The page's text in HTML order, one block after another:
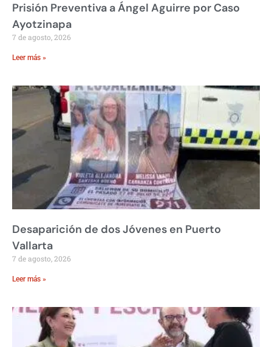
Prisión Preventiva a Ángel Aguirre por Caso
Ayotzinapa
7 de agosto, 2026
Leer más »
Desaparición de dos Jóvenes en Puerto
Vallarta
7 de agosto, 2026
Leer más »